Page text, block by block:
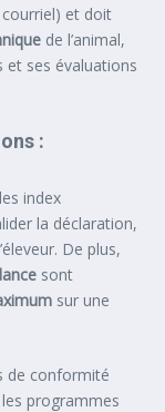
et doit
de l’animal,
et ses évaluations
:
index
la déclaration,
De plus,
sont
sur une
de conformité
programmes